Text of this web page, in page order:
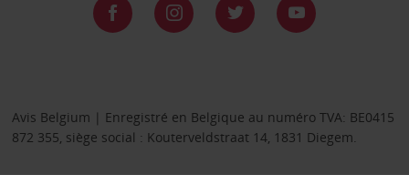
Avis Belgium | Enregistré en Belgique au numéro TVA: BE0415
872 355, siège social : Kouterveldstraat 14, 1831 Diegem.